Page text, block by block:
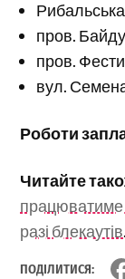
пров.
пров.
вул.
Роботи
Читайте
працюватиме
разі блекаутів.
ПОДІЛИТИСЯ: